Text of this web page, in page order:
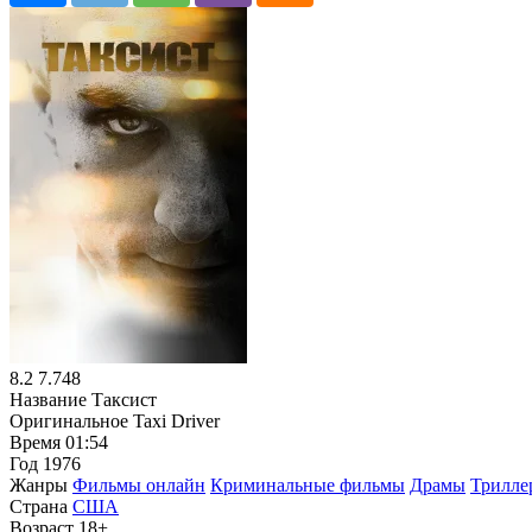
8.2 7.748
Название Таксист
Оригинальное Taxi Driver
Время 01:54
Год 1976
Жанры Фильмы онлайн Криминальные фильмы Драмы
Страна США
Возраст 18+